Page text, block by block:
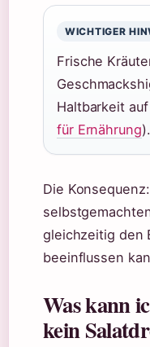
WICHTIGER
Frische
Haltbarkeit
für Ernährung).
Die
gleichzeitig den
beeinflussen
Was kann
kein